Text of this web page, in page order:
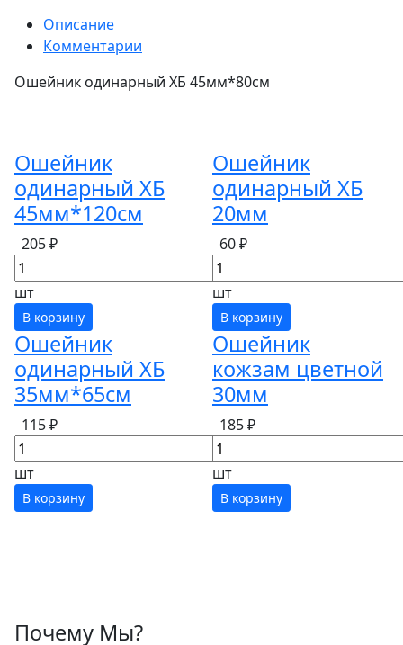
Описание
Комментарии
Ошейник одинарный ХБ 45мм*80см
Ошейник
одинарный ХБ
45мм*120см
205 ₽
шт
В корзину
Ошейник
одинарный ХБ
20мм
60 ₽
шт
В корзину
Ошейник
одинарный ХБ
35мм*65см
115 ₽
шт
В корзину
Ошейник
кожзам цветной
30мм
185 ₽
шт
В корзину
Почему Мы?